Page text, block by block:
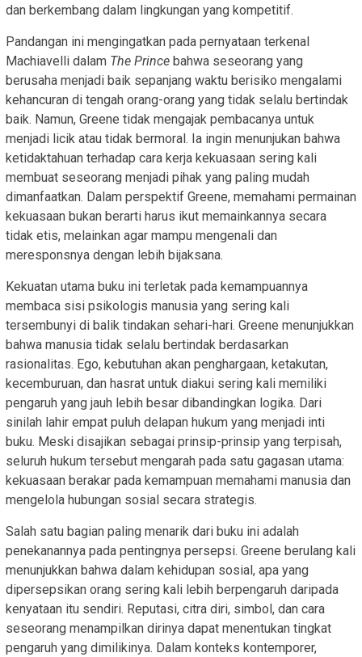
dan berkembang dalam lingkungan yang kompetitif.
Pandangan ini mengingatkan pada pernyataan terkenal
Machiavelli dalam The Prince bahwa seseorang yang
berusaha menjadi baik sepanjang waktu berisiko mengalami
kehancuran di tengah orang-orang yang tidak selalu bertindak
baik. Namun, Greene tidak mengajak pembacanya untuk
menjadi licik atau tidak bermoral. Ia ingin menunjukan bahwa
ketidaktahuan terhadap cara kerja kekuasaan sering kali
membuat seseorang menjadi pihak yang paling mudah
dimanfaatkan. Dalam perspektif Greene, memahami permainan
kekuasaan bukan berarti harus ikut memainkannya secara
tidak etis, melainkan agar mampu mengenali dan
meresponsnya dengan lebih bijaksana.
Kekuatan utama buku ini terletak pada kemampuannya
membaca sisi psikologis manusia yang sering kali
tersembunyi di balik tindakan sehari-hari. Greene menunjukkan
bahwa manusia tidak selalu bertindak berdasarkan
rasionalitas. Ego, kebutuhan akan penghargaan, ketakutan,
kecemburuan, dan hasrat untuk diakui sering kali memiliki
pengaruh yang jauh lebih besar dibandingkan logika. Dari
sinilah lahir empat puluh delapan hukum yang menjadi inti
buku. Meski disajikan sebagai prinsip-prinsip yang terpisah,
seluruh hukum tersebut mengarah pada satu gagasan utama:
kekuasaan berakar pada kemampuan memahami manusia dan
mengelola hubungan sosial secara strategis.
Salah satu bagian paling menarik dari buku ini adalah
penekanannya pada pentingnya persepsi. Greene berulang kali
menunjukkan bahwa dalam kehidupan sosial, apa yang
dipersepsikan orang sering kali lebih berpengaruh daripada
kenyataan itu sendiri. Reputasi, citra diri, simbol, dan cara
seseorang menampilkan dirinya dapat menentukan tingkat
pengaruh yang dimilikinya. Dalam konteks kontemporer,